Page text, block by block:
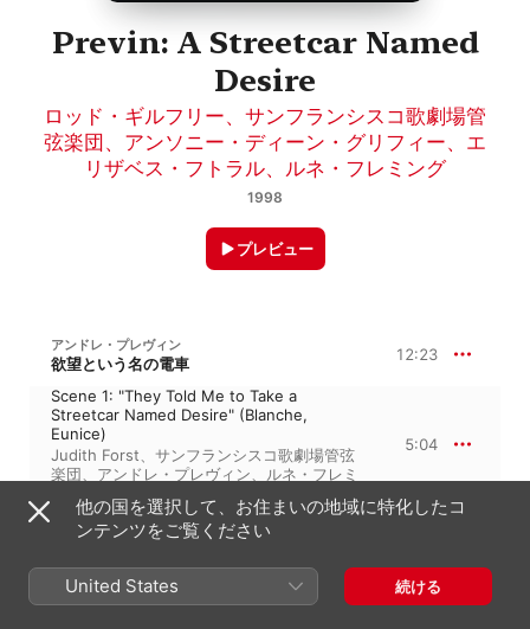
Previn: A Streetcar Named
Desire
ロッド・ギルフリー、 サンフランシスコ歌劇場管
弦楽団、 アンソニー・ディーン・グリフィー、 エ
リザベス・フトラル、 ルネ・フレミング
1998
プレビュー
アンドレ・プレヴィン
欲望という名の電車 12:23
Scene 1: "They Told Me to Take a
Streetcar Named Desire" (Blanche,
Eunice)
Judith Forst
サンフランシスコ歌劇場管弦
楽団
アンドレ・プレヴィン
ルネ・フレミ
5:04
"Blanche!" / "Stella! Oh Stella!" (Stella,
Blanche)
ル、サンフランシスコ歌劇場管弦楽団、
ネ・フレミング
他の国を選択して、お住まいの地域に特化したコ
ンテンツをご覧ください
United States 続ける